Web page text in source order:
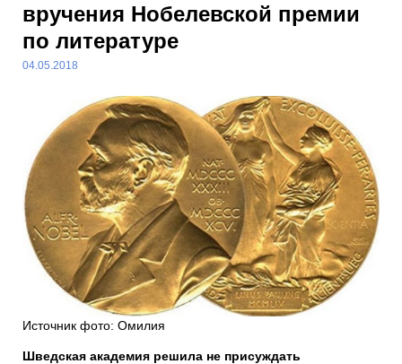
вручения Нобелевской премии
по литературе
04.05.2018
Источник фото: Омилия
Шведская академия решила не присуждать